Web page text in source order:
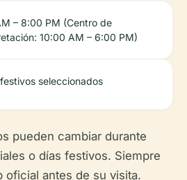
– 8:00 PM (Centro de
10:00 AM – 6:00 PM)
seleccionados
pueden cambiar durante
o días festivos. Siempre
oficial antes de su visita.